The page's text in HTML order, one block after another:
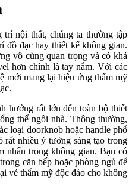
nội thất, chúng ta thường tập
đồ đạc hay thiết kế không gian.
vô cùng quan trọng và có khả
hơn chính là tay nắm. Với các
mới mang lại hiệu ứng thẩm mỹ
hưởng rất lớn đến toàn bộ thiết
thể ngôi nhà. Thông thường,
loại doorknob hoặc handle phổ
rất nhiều ý tưởng sáng tạo trong
nhấn trong không gian. Bạn có
căn bếp hoặc phòng ngủ để
vẻ thẩm mỹ độc đáo cho không